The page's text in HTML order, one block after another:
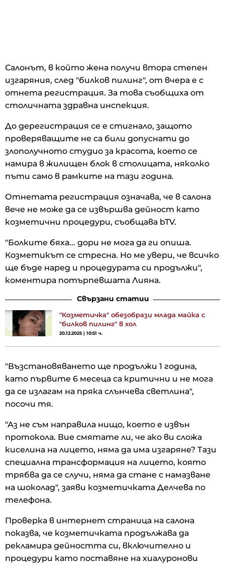
Салонът, в който жена получи втора степен
изгаряния, след "билков пилинг", от вчера е с
отнета регистрация. За това съобщиха от
столичната здравна инспекция.
До дерегистрация се е стигнало, защото
проверяващите не са били допуснати до
злополучното студио за красота, което се
намира в жилищен блок в столицата, няколко
пъти само в рамките на тази година.
Отнетата регистрация означава, че в салона
вече не може да се извършва дейност като
козметични процедури, съобщава bTV.
"Болките бяха... дори не мога да ги опиша.
Козметикът се стресна. Но ме увери, че всичко
ще бъде наред и процедурата си продължи",
коментира потърпевшата Лияна.
Свързани статии
"Козметичка" обезобрази млада майка с
"билков пилинг" в хол
20.12.2025 | 10:51 ч.
"Възстановяването ще продължи 1 година,
като първите 6 месеца са критични и не мога
да се излагам на пряка слънчева светлина",
посочи тя.
"Аз не съм направила нищо, което е извън
протокола. Вие смятате ли, че ако ви сложа
киселина на лицето, няма да има изгаряне? Тази
специална трансформация на лицето, която
трябва да се случи, няма да стане с намазване
на шоколад", заяви козметичката Делчева по
телефона.
Проверка в интернет страница на салона
показва, че козметичката продължава да
рекламира дейността си, включително и
процедури като поставяне на хиалуронови